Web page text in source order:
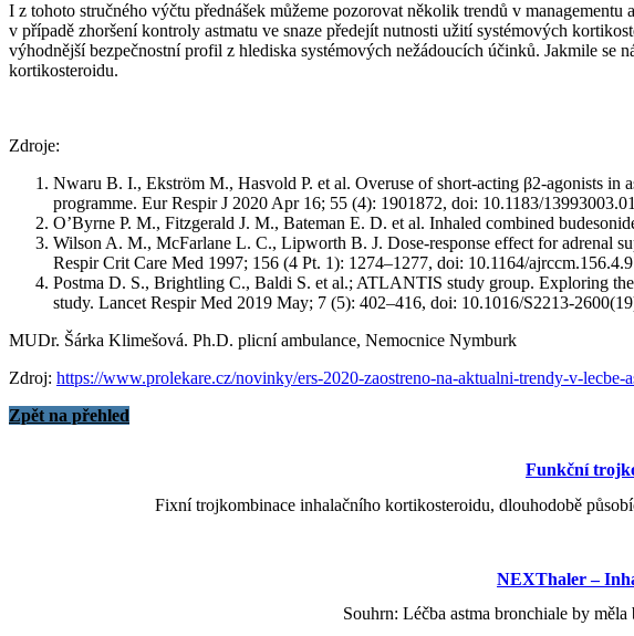
I z tohoto stručného výčtu přednášek můžeme pozorovat několik trendů v
v případě zhoršení kontroly astmatu ve snaze předejít nutnosti užití systémových
výhodnější bezpečnostní profil z hlediska systémových nežádoucích účinků. Jakmile se
kortikosteroidu.
Zdroje:
Nwaru B. I., Ekström M., Hasvold P. et al. Overuse of short-acting β2-agonists
programme. Eur Respir J 2020 Apr 16; 55 (4): 1901872, doi: 10.1183/
O’Byrne P. M., Fitzgerald J. M., Bateman E. D. et al. Inhaled combined
Wilson A. M., McFarlane L. C., Lipworth B. J. Dose-response effect for adrenal
Respir Crit Care Med 1997; 156 (4 Pt. 1): 1274–1277, doi: 10.1164/
Postma D. S., Brightling C., Baldi S. et al.; ATLANTIS study group. Exploring
study. Lancet Respir Med 2019 May; 7 (5): 402–416, doi: 10.1016/S2213-
MUDr. Šárka Klimešová. Ph.D. plicní ambulance, Nemocnice Nymburk
Zdroj: https://www.prolekare.cz/novinky/ers-2020-zaostreno-na-aktualni-trendy-v-lecbe-
Zpět na přehled
Funkční
Fixní trojkombinace inhalačního kortikosteroidu, dlouhodobě
NEXThaler –
Souhrn: Léčba astma bronchiale by